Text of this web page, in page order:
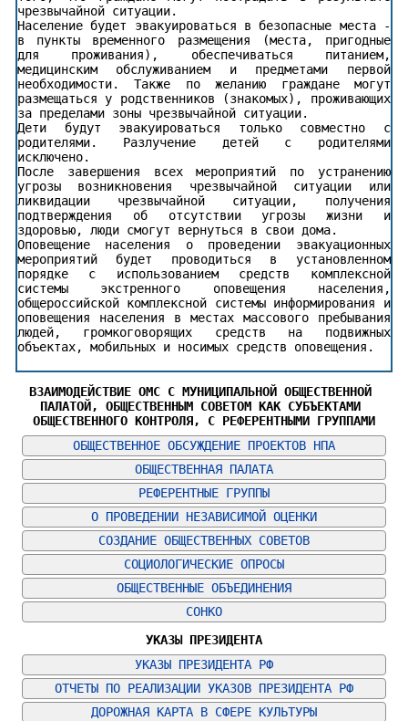
чрезвычайной ситуации.
Население будет эвакуироваться в безопасные места -
в пункты временного размещения (места, пригодные
для проживания), обеспечиваться питанием,
медицинским обслуживанием и предметами первой
необходимости. Также по желанию граждане могут
размещаться у родственников (знакомых), проживающих
за пределами зоны чрезвычайной ситуации.
Дети будут эвакуироваться только совместно с
родителями. Разлучение детей с родителями
исключено.
После завершения всех мероприятий по устранению
угрозы возникновения чрезвычайной ситуации или
ликвидации чрезвычайной ситуации, получения
подтверждения об отсутствии угрозы жизни и
здоровью, люди смогут вернуться в свои дома.
Оповещение населения о проведении эвакуационных
мероприятий будет проводиться в установленном
порядке с использованием средств комплексной
системы экстренного оповещения населения,
общероссийской комплексной системы информирования и
оповещения населения в местах массового пребывания
людей, громкоговорящих средств на подвижных
объектах, мобильных и носимых средств оповещения.
ВЗАИМОДЕЙСТВИЕ ОМС С МУНИЦИПАЛЬНОЙ ОБЩЕСТВЕННОЙ
ПАЛАТОЙ, ОБЩЕСТВЕННЫМ СОВЕТОМ КАК СУБЪЕКТАМИ
ОБЩЕСТВЕННОГО КОНТРОЛЯ, С РЕФЕРЕНТНЫМИ ГРУППАМИ
ОБЩЕСТВЕННОЕ ОБСУЖДЕНИЕ ПРОЕКТОВ НПА
ОБЩЕСТВЕННАЯ ПАЛАТА
РЕФЕРЕНТНЫЕ ГРУППЫ
О ПРОВЕДЕНИИ НЕЗАВИСИМОЙ ОЦЕНКИ
СОЗДАНИЕ ОБЩЕСТВЕННЫХ СОВЕТОВ
СОЦИОЛОГИЧЕСКИЕ ОПРОСЫ
ОБЩЕСТВЕННЫЕ ОБЪЕДИНЕНИЯ
СОНКО
УКАЗЫ ПРЕЗИДЕНТА
УКАЗЫ ПРЕЗИДЕНТА РФ
ОТЧЕТЫ ПО РЕАЛИЗАЦИИ УКАЗОВ ПРЕЗИДЕНТА РФ
ДОРОЖНАЯ КАРТА В СФЕРЕ КУЛЬТУРЫ